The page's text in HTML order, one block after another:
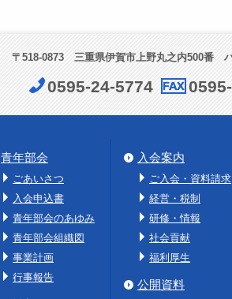
〒518-0873 三重県伊賀市上野丸之内500番
0595-24-5774
青年部会
ごあいさつ
入会申込書
青年部会のあゆみ
青年部会組織図
事業計画
行事報告
入会案内
ご入会・資料請求
経営・税制
研修・情報
社会貢献
福利厚生
公開資料